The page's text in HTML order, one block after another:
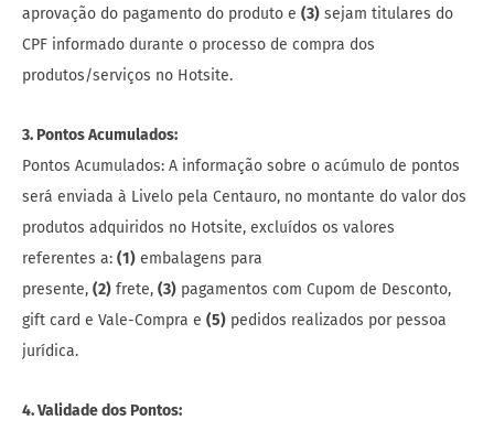
aprovação do pagamento do produto e (3) sejam titulares do
CPF informado durante o processo de compra dos
produtos/serviços no Hotsite.
3. Pontos Acumulados:
Pontos Acumulados: A informação sobre o acúmulo de pontos
será enviada à Livelo pela Centauro, no montante do valor dos
produtos adquiridos no Hotsite, excluídos os valores
referentes a: (1) embalagens para
presente, (2) frete, (3) pagamentos com Cupom de Desconto,
gift card e Vale-Compra e (5) pedidos realizados por pessoa
jurídica.
4. Validade dos Pontos: